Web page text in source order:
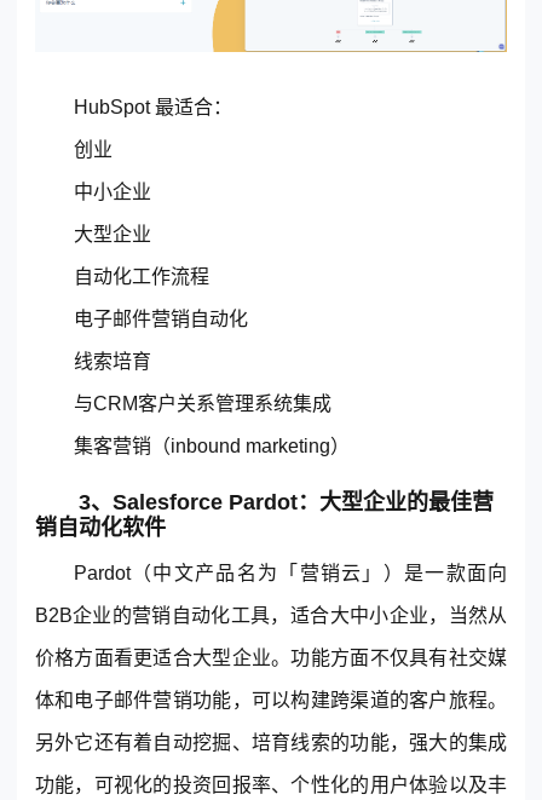
HubSpot 最适合：
创业
中小企业
大型企业
自动化工作流程
电子邮件营销自动化
线索培育
与CRM客户关系管理系统集成
集客营销（inbound marketing）
3、Salesforce Pardot：大型企业的最佳营
销自动化软件
Pardot（中文产品名为「营销云」）是一款面向
B2B企业的营销自动化工具，适合大中小企业，当然从
价格方面看更适合大型企业。功能方面不仅具有社交媒
体和电子邮件营销功能，可以构建跨渠道的客户旅程。
另外它还有着自动挖掘、培育线索的功能，强大的集成
功能，可视化的投资回报率、个性化的用户体验以及丰